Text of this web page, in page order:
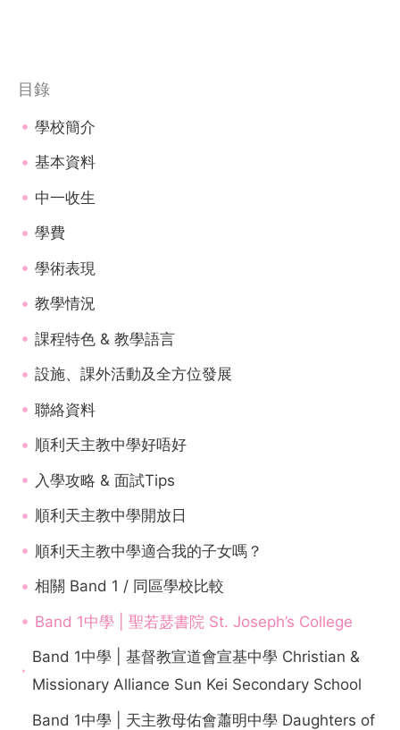
目錄
學校簡介
基本資料
中一收生
學費
學術表現
教學情況
課程特色 & 教學語言
設施、課外活動及全方位發展
聯絡資料
順利天主教中學好唔好
入學攻略 & 面試Tips
順利天主教中學開放日
順利天主教中學適合我的子女嗎？
相關 Band 1 / 同區學校比較
Band 1中學 | 聖若瑟書院 St. Joseph’s College
Band 1中學 | 基督教宣道會宣基中學 Christian &
Missionary Alliance Sun Kei Secondary School
Band 1中學 | 天主教母佑會蕭明中學 Daughters of